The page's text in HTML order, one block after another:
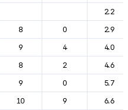
2.2
8 0
2.9
9 4
4.0
8 2
4.6
9 0
5.7
10 9
6.6